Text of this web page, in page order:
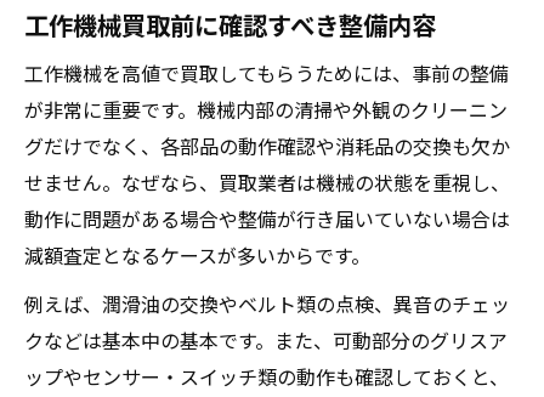
工作機械買取前に確認すべき整備内容
工作機械を高値で買取してもらうためには、事前の整備
が非常に重要です。機械内部の清掃や外観のクリーニン
グだけでなく、各部品の動作確認や消耗品の交換も欠か
せません。なぜなら、買取業者は機械の状態を重視し、
動作に問題がある場合や整備が行き届いていない場合は
減額査定となるケースが多いからです。
例えば、潤滑油の交換やベルト類の点検、異音のチェッ
クなどは基本中の基本です。また、可動部分のグリスア
ップやセンサー・スイッチ類の動作も確認しておくと、